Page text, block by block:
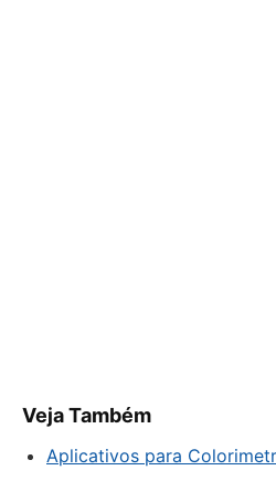
Veja Também
Aplicativos para